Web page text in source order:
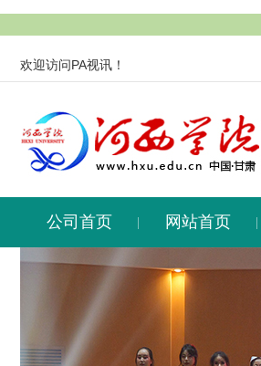
欢迎访问PA视讯！
公司首页 网站首页